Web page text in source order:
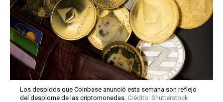
Los despidos que Coinbase anunció esta semana son reflejo
del desplome de las criptomonedas. Crédito: Shutterstock